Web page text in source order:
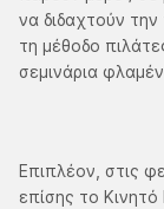
να διδαχτούν
τη μέθοδο
σεμινάρια
Επιπλέον, στις
επίσης το